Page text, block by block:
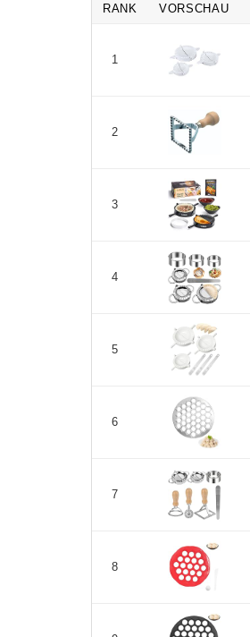
RANK VORSCHAU
1
2
3
4
5
6
7
8